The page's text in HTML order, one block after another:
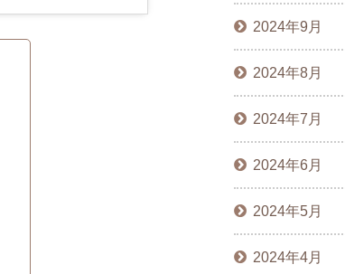
2024年9月
2024年8月
2024年7月
2024年6月
2024年5月
2024年4月